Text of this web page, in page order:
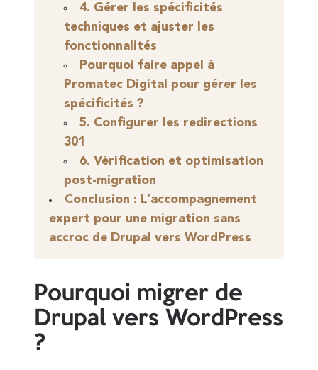
4. Gérer les spécificités
techniques et ajuster les
fonctionnalités
Pourquoi faire appel à
Promatec Digital pour gérer les
spécificités ?
5. Configurer les redirections
301
6. Vérification et optimisation
post-migration
Conclusion : L’accompagnement
expert pour une migration sans
accroc de Drupal vers WordPress
Pourquoi migrer de
Drupal vers WordPress
?